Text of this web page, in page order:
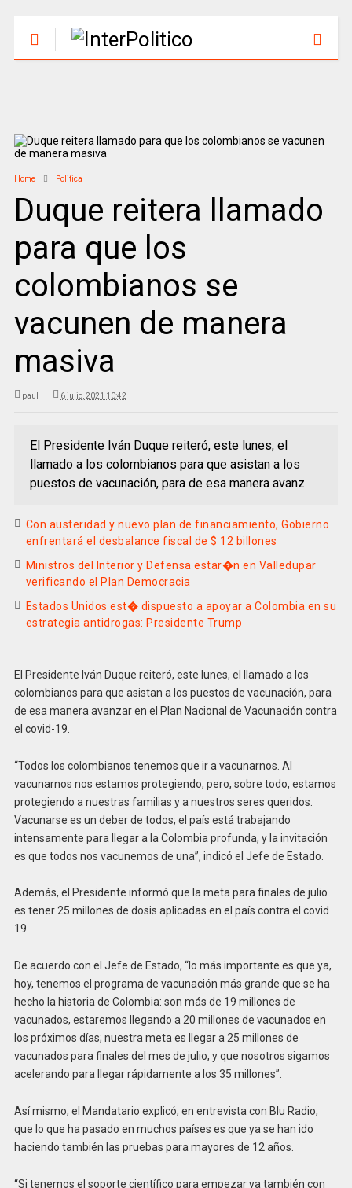
Home Politica
Duque reitera llamado
para que los
colombianos se
vacunen de manera
masiva
paul 6 julio, 2021 10:42
El Presidente Iván Duque reiteró, este lunes, el
llamado a los colombianos para que asistan a los
puestos de vacunación, para de esa manera avanz
Con austeridad y nuevo plan de financiamiento, Gobierno
enfrentará el desbalance fiscal de $ 12 billones
Ministros del Interior y Defensa estar�n en Valledupar
verificando el Plan Democracia
Estados Unidos est� dispuesto a apoyar a Colombia en su
estrategia antidrogas: Presidente Trump
El Presidente Iván Duque reiteró, este lunes, el llamado a los
colombianos para que asistan a los puestos de vacunación, para
de esa manera avanzar en el Plan Nacional de Vacunación contra
el covid-19.
“Todos los colombianos tenemos que ir a vacunarnos. Al
vacunarnos nos estamos protegiendo, pero, sobre todo, estamos
protegiendo a nuestras familias y a nuestros seres queridos.
Vacunarse es un deber de todos; el país está trabajando
intensamente para llegar a la Colombia profunda, y la invitación
es que todos nos vacunemos de una”, indicó el Jefe de Estado.
Además, el Presidente informó que la meta para finales de julio
es tener 25 millones de dosis aplicadas en el país contra el covid
19.
De acuerdo con el Jefe de Estado, “lo más importante es que ya,
hoy, tenemos el programa de vacunación más grande que se ha
hecho la historia de Colombia: son más de 19 millones de
vacunados, estaremos llegando a 20 millones de vacunados en
los próximos días; nuestra meta es llegar a 25 millones de
vacunados para finales del mes de julio, y que nosotros sigamos
acelerando para llegar rápidamente a los 35 millones”.
Así mismo, el Mandatario explicó, en entrevista con Blu Radio,
que lo que ha pasado en muchos países es que ya se han ido
haciendo también las pruebas para mayores de 12 años.
“Si tenemos el soporte científico para empezar ya también con